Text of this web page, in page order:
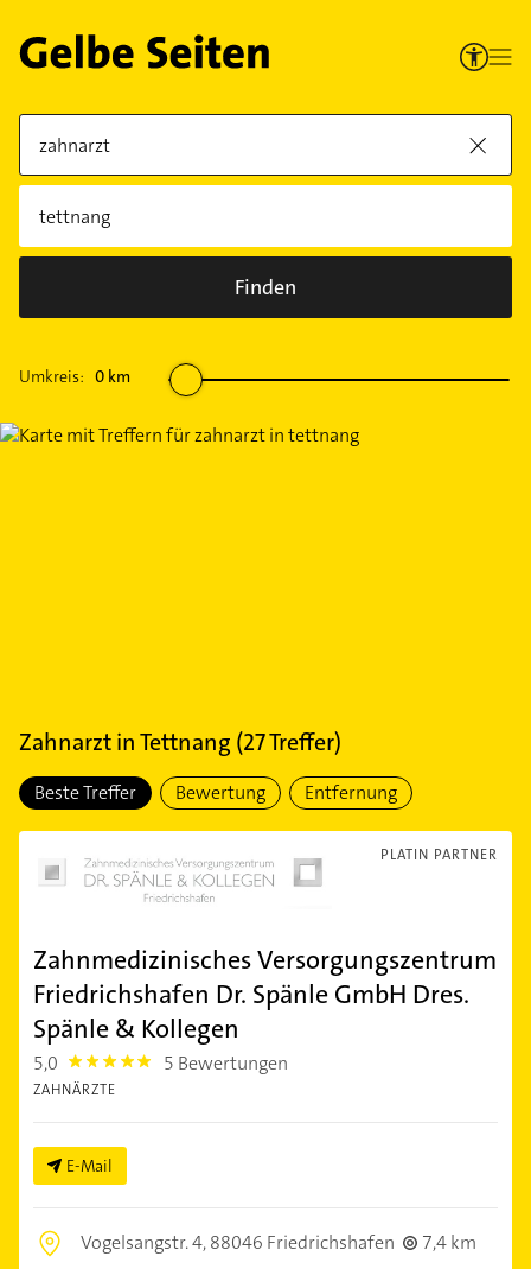
Finden
Umkreis: 0 km
ZahnarztinTettnang (27Treffer)
Beste Treffer Bewertung Entfernung
PLATIN PARTNER
Zahnmedizinisches Versorgungszentrum
Friedrichshafen Dr. Spänle GmbH Dres.
Spänle & Kollegen
5,0 5.0 5 Bewertungen
ZAHNÄRZTE
E-Mail
Vogelsangstr. 4,88046 Friedrichshafen
7,4 km